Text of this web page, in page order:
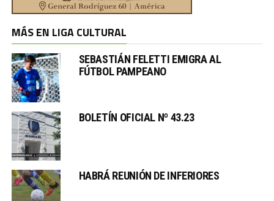
MÁS EN LIGA CULTURAL
SEBASTIÁN FELETTI EMIGRA AL
FÚTBOL PAMPEANO
BOLETÍN OFICIAL Nº 43.23
HABRÁ REUNIÓN DE INFERIORES